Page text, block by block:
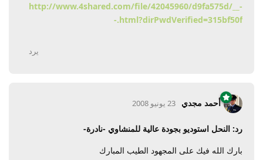
http://www.4shared.com/file/42045960/d9fa575d/__-
-.html?dirPwdVerified=315bf50f
يرد
أحمد مجدي 23 يونيو 2008
رد: النحل استوديو بجودة عالية للمنشاوي -نادرة-
بارك الله فيك على المجهود الطيب المبارك